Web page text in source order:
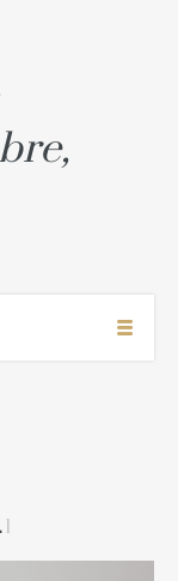
1